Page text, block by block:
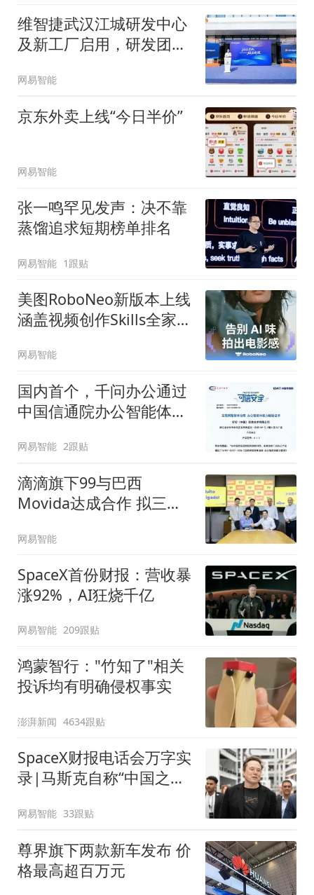
维智捷武汉江城研发中心
及新工厂启用，研发团队
网易智能
京东外卖上线“今日半价”
网易智能
张一鸣罕见发声：决不靠
蒸馏追求短期榜单排名
网易智能 1跟贴
美图RoboNeo新版本上线
涵盖视频创作Skills全家桶
网易智能
国内首个，千问办公通过
中国信通院办公智能体能
网易智能 2跟贴
滴滴旗下99与巴西
Movida达成合作 拟三年
网易智能
SpaceX首份财报：营收暴
涨92%，AI狂烧千亿
网易智能 209跟贴
鸿蒙智行："竹知了"相关
投诉均有明确侵权事实
澎湃新闻 4634跟贴
SpaceX财报电话会万字实
录|马斯克自称“中国之外
蓝图
网易智能 33跟贴
尊界旗下两款新车发布 价
格最高超百万元